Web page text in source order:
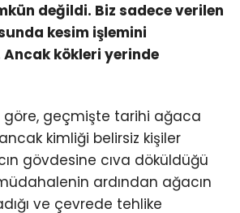
değildi. Biz sadece verilen
kesim işlemini
kökleri yerinde
göre, geçmişte tarihi ağaca
ancak kimliği belirsiz kişiler
gövdesine cıva döküldüğü
ardından ağacın
ve çevrede tehlike